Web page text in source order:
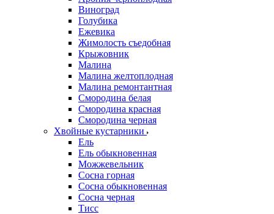
Виноград
Голубика
Ежевика
Жимолость съедобная
Крыжовник
Малина
Малина желтоплодная
Малина ремонтантная
Смородина белая
Смородина красная
Смородина черная
Хвойные кустарники
Ель
Ель обыкновенная
Можжевельник
Сосна горная
Сосна обыкновенная
Сосна черная
Тисс